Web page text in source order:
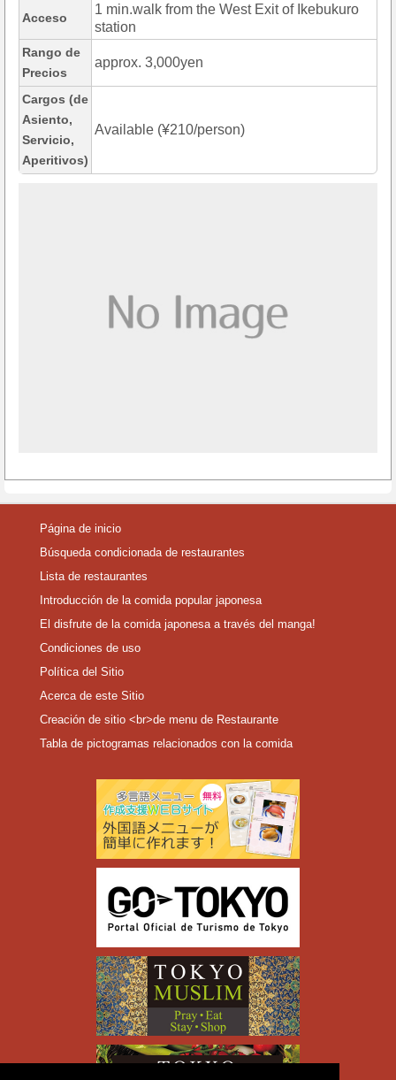
Acceso
1 min.walk from the West Exit of Ikebukuro
station
Rango de
Precios
approx. 3,000yen
Cargos (de
Asiento,
Servicio,
Aperitivos)
Available (¥210/person)
Página de inicio
Búsqueda condicionada de restaurantes
Lista de restaurantes
Introducción de la comida popular japonesa
El disfrute de la comida japonesa a través del manga!
Condiciones de uso
Política del Sitio
Acerca de este Sitio
Creación de sitio <br>de menu de Restaurante
Tabla de pictogramas relacionados con la comida